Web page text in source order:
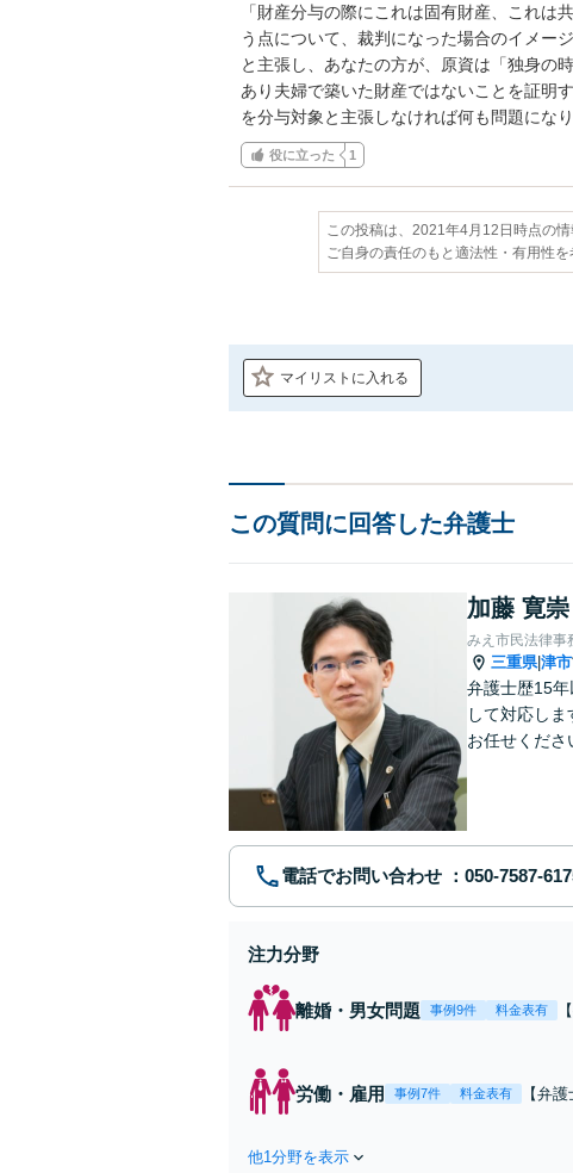
「財産分与の際にこれは固有財産、これ
う点について、裁判になった場合のイメー
と主張し、あなたの方が、原資は「独身の
あり夫婦で築いた財産ではないことを証明
を分与対象と主張しなければ何も問題になり
役に立った 1
この投稿は、2021年4月12日時点の情
ご自身の責任のもと適法性・有用性
マイリストに入れる
この質問に回答した弁護士
加藤 寛崇
みえ市民法律事
三重県|津市
弁護士歴15
して対応し
お任せくださ
電話でお問い合わせ
注力分野
離婚・男女問題 事例9件 料金表有
労働・雇用 事例7件 料金表有
【弁
他1分野を表示